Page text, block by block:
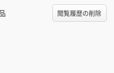
閲覧履歴の削除